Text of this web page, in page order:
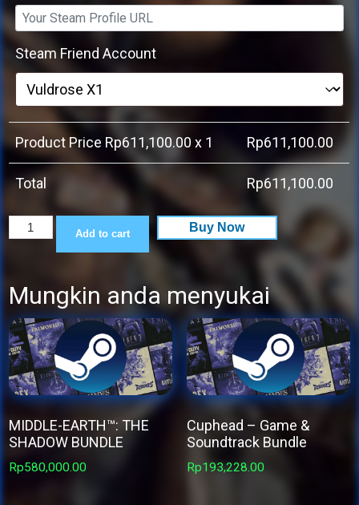
Steam Friend Account
Product Price Rp611,100.00 x 1 Rp611,100.00
Total Rp611,100.00
Assassin's
Flag
Resynced
quantity
Add to cart Buy Now
Mungkin anda menyukai
MIDDLE-EARTH™: THE
SHADOW BUNDLE
Rp580,000.00
Cuphead – Game &
Soundtrack Bundle
Rp193,228.00